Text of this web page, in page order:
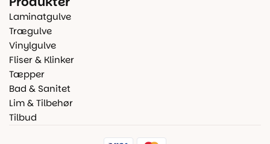
Laminatgulve
Trægulve
Vinylgulve
Fliser & Klinker
Tæpper
Bad & Sanitet
Lim & Tilbehør
Tilbud